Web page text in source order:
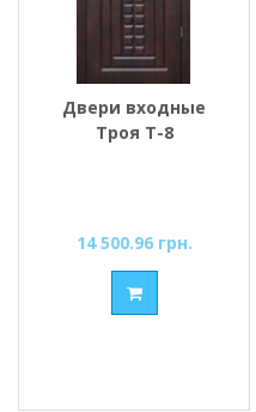
Двери входные
Троя Т-8
14 500.96 грн.